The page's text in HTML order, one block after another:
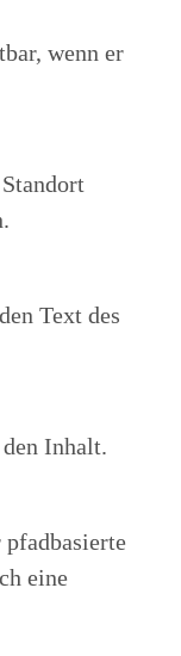
wenn er
Text des
Inhalt.
eine